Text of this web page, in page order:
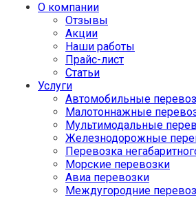
О компании
Отзывы
Акции
Наши работы
Прайс-лист
Статьи
Услуги
Автомобильные
Малотоннажные
Мультимодальные
Железнодорожные
Перевозка
Морские перевозки
Авиа перевозки
Междугородние